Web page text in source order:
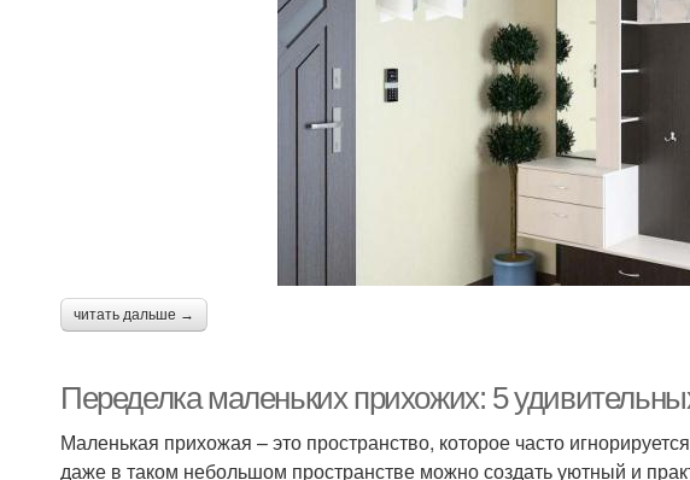
читать дальше →
Переделка маленьких прихожих: 5
Маленькая прихожая – это пространство, которое часто
даже в таком небольшом пространстве можно создать уютный и